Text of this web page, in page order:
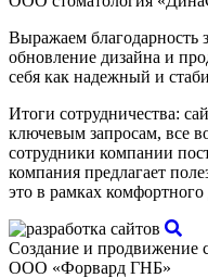
Выражаем благодарность
обновление дизайна и
себя как надежный и
Итоги сотрудничества:
ключевым запросам, все
сотрудники компании
компания предлагает
это в рамках
Создание и продвижение
ООО «Форвард ГНБ»